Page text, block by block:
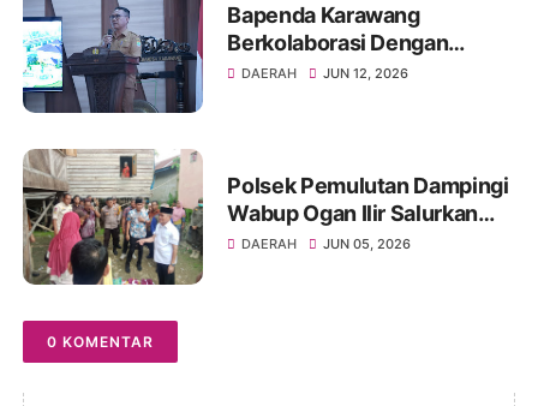
Bapenda Karawang
Berkolaborasi Dengan
Fakultas Hukum Unsika
DAERAH JUN 12, 2026
Polsek Pemulutan Dampingi
Wabup Ogan Ilir Salurkan
Bansos ke Warga Sakit
DAERAH JUN 05, 2026
0 KOMENTAR